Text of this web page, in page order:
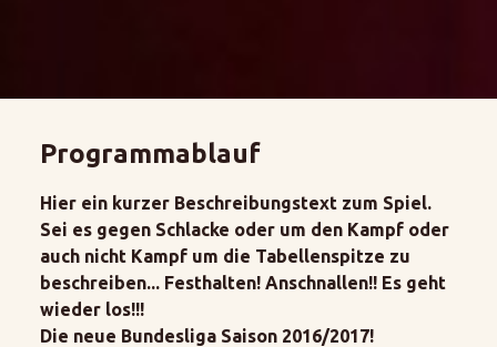
Programmablauf
Hier ein kurzer Beschreibungstext zum Spiel.
Sei es gegen Schlacke oder um den Kampf oder
auch nicht Kampf um die Tabellenspitze zu
beschreiben... Festhalten! Anschnallen!! Es geht
wieder los!!!
Die neue Bundesliga Saison 2016/2017!